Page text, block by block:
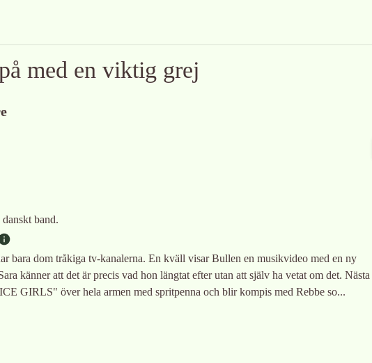
med en viktig grej
band.
bara dom tråkiga tv-kanalerna. En kväll visar Bullen en musikvideo med en ny
känner att det är precis vad hon längtat efter utan att själv ha vetat om det. Nästa
GIRLS" över hela armen med spritpenna och blir kompis med Rebbe so...